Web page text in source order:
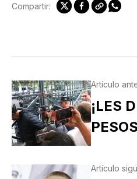
Compartir:
Artículo
¡LES
Artículo